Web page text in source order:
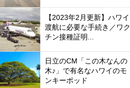
【2023年2月更新】ハワイ
渡航に必要な手続き／ワク
チン接種証明...
日立のCM「この木なんの
木♪」で有名なハワイのモ
ンキーポッド